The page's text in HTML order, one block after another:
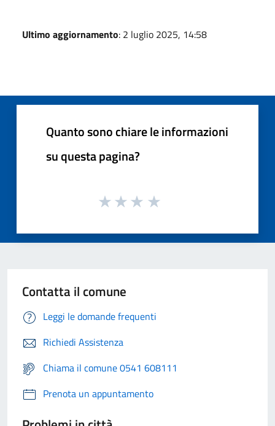
Ultimo aggiornamento: 2 luglio 2025, 14:58
Quanto sono chiare le informazioni
su questa pagina?
Contatta il comune
Leggi le domande frequenti
Richiedi Assistenza
Chiama il comune 0541 608111
Prenota un appuntamento